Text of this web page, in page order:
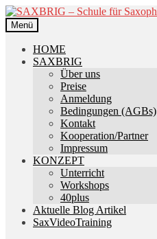
Zur
Navigation
springen
Zum
Inhalt
springen
Menü
HOME
SAXBRIG
Über uns
Preise
Anmeldung
Bedingungen (AGBs)
Kontakt
Kooperation/Partner
Impressum
KONZEPT
Unterricht
Workshops
40plus
Aktuelle Blog Artikel
SaxVideoTraining